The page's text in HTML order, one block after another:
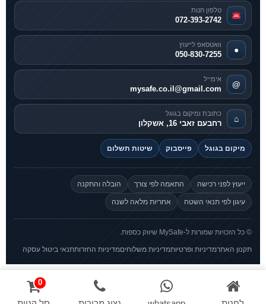
טלפון חנות
072-393-2742
●
וואטסאפ לייעוץ
050-830-7255
@
אימייל
mysafe.co.il@gmail.com
⌂
כתובת ומיקום בגוגל
רחבעם זאבי 16, אשקלון
מיקום בגוגל פייסבוק שיטות תשלום
ייעוץ לפני רכישה התאמה לפי צורך הובלה והתקנה
עיגון לפי תנאי השטח אחריות מלאה לשנה
© כל הזכויות שמורות ל-MySafe שיווק כספות.
תקנון האתרמדיניות ופרטיותמדיניות משלוחיםמדיניות החזרותתנאי ביטול עסקה
0